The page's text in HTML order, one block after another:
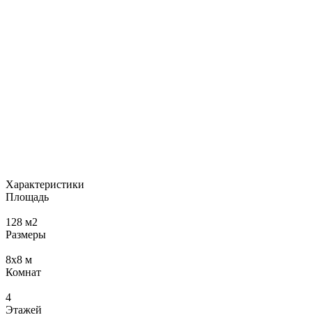
Характеристики
Площадь
128 м2
Размеры
8х8 м
Комнат
4
Этажей